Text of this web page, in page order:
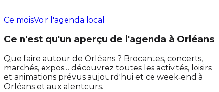
Ce moisVoir l'agenda local
Ce n'est qu'un aperçu de l'agenda à Orléans
Que faire autour de Orléans ? Brocantes, concerts,
marchés, expos… découvrez toutes les activités, loisirs
et animations prévus aujourd'hui et ce week‑end à
Orléans et aux alentours.